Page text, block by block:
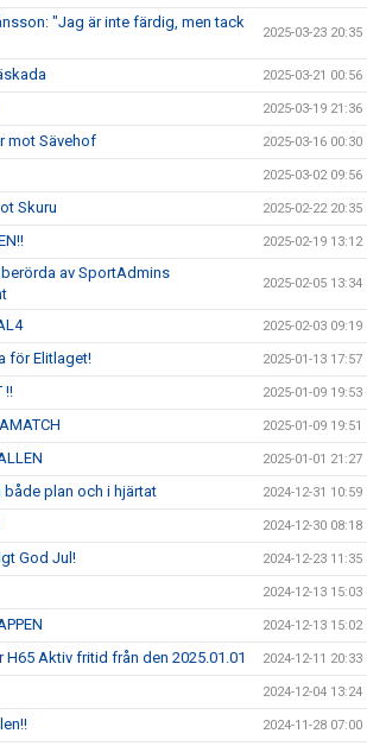
"Jag är inte färdig, men tack
2025-03-23 20:35
2025-03-21 00:56
2025-03-19 21:36
mot Sävehof 2025-03-16 00:30
2025-03-02 09:56
Skuru 2025-02-22 20:35
2025-02-19 13:12
av SportAdmins
2025-02-05 13:34
2025-02-03 09:19
för Elitlaget! 2025-01-13 17:57
!! 2025-01-09 19:53
2025-01-09 19:51
2025-01-01 21:27
plan och i hjärtat 2024-12-31 10:59
2024-12-30 08:18
God Jul! 2024-12-23 11:35
2024-12-13 15:03
2024-12-13 15:02
Aktiv fritid från den 2025.01.01 2024-12-11 20:33
2024-12-04 13:24
2024-11-28 07:00